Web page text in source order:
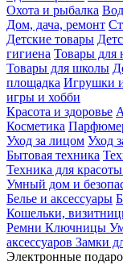
Охота и рыбалка
Дом, дача, ремонт
Детские товары
гигиена Товары для
Товары для школы
площадка Игрушки
игры и хобби
Красота и здоровье
Косметика
Уход за лицом Уход
Бытовая техника
Техника для
Умный дом и
Белье и аксессуары
Кошельки,
Ремни Ключницы
аксессуаров Замки
Электронные